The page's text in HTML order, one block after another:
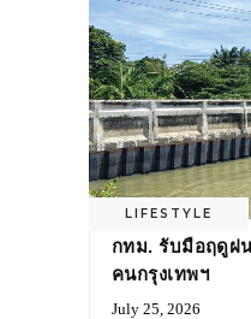
LIFESTYLE
กทม. รับมือฤดูฝน
คนกรุงเทพฯ
July 25, 2026